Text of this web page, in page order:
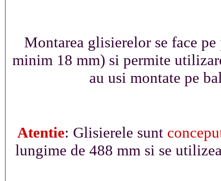
Montarea glisierelor se face
minim 18 mm) si permite
au usi montate pe
Atentie: Glisierele sunt
lungime de 488 mm si se